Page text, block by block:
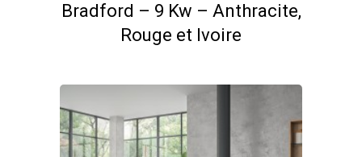
Bradford – 9 Kw – Anthracite,
Rouge et Ivoire